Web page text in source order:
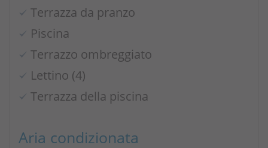
Terrazza da pranzo
Piscina
Terrazzo ombreggiato
Lettino (4)
Terrazza della piscina
Aria condizionata